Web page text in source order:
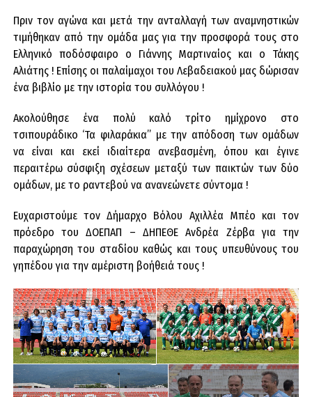
Πριν τον αγώνα και μετά την ανταλλαγή των αναμνηστικών
τιμήθηκαν από την ομάδα μας για την προσφορά τους στο
Ελληνικό ποδόσφαιρο ο Γιάννης Μαρτιναίος και ο Τάκης
Αλιάτης ! Επίσης οι παλαίμαχοι του Λεβαδειακού μας δώρισαν
ένα βιβλίο με την ιστορία του συλλόγου !
Ακολούθησε ένα πολύ καλό τρίτο ημίχρονο στο
τσιπουράδικο ‘Τα φιλαράκια” με την απόδοση των ομάδων
να είναι και εκεί ιδιαίτερα ανεβασμένη, όπου και έγινε
περαιτέρω σύσφιξη σχέσεων μεταξύ των παικτών των δύο
ομάδων, με το ραντεβού να ανανεώνετε σύντομα !
Ευχαριστούμε τον Δήμαρχο Βόλου Αχιλλέα Μπέο και τον
πρόεδρο του ΔΟΕΠΑΠ – ΔΗΠΕΘΕ Ανδρέα Ζέρβα για την
παραχώρηση του σταδίου καθώς και τους υπευθύνους του
γηπέδου για την αμέριστη βοήθειά τους !